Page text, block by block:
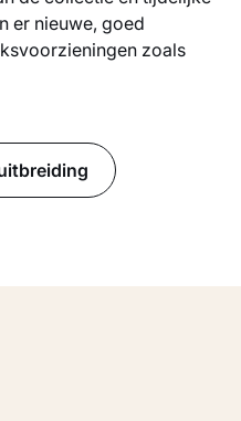
er nieuwe, goed
zoals